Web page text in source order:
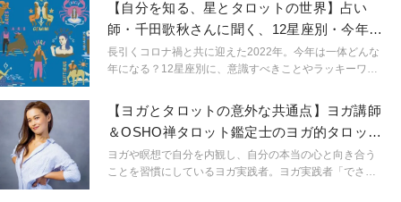
【自分を知る、星とタロットの世界】占い
師・千田歌秋さんに聞く、12星座別・今年を
快適に過ごすコツ
長引くコロナ禍と共に迎えた2022年。今年は一体どんな
年になる？12星座別に、意識すべきことやラッキーワー
【ヨガとタロットの意外な共通点】ヨガ講師
＆OSHO禅タロット鑑定士のヨガ的タロット
活用術とは？
ヨガや瞑想で自分を内観し、自分の本当の心と向き合う
ことを習慣にしているヨガ実践者。ヨガ実践者「でさ